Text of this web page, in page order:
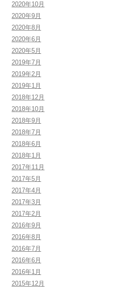
2020年10月
2020年9月
2020年8月
2020年6月
2020年5月
2019年7月
2019年2月
2019年1月
2018年12月
2018年10月
2018年9月
2018年7月
2018年6月
2018年1月
2017年11月
2017年5月
2017年4月
2017年3月
2017年2月
2016年9月
2016年8月
2016年7月
2016年6月
2016年1月
2015年12月